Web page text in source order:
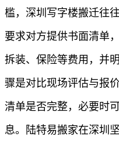
槛，深圳写字楼搬迁往
要求对方提供书面清单
拆装、保险等费用，并
骤是对比现场评估与报
清单是否完整，必要时
息。陆特易搬家在深圳